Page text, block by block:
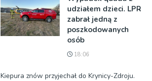
udziałem dzieci. LPR
zabrał jedną z
poszkodowanych
osób
18:06
Kiepura znów przyjechał do Krynicy-Zdroju.